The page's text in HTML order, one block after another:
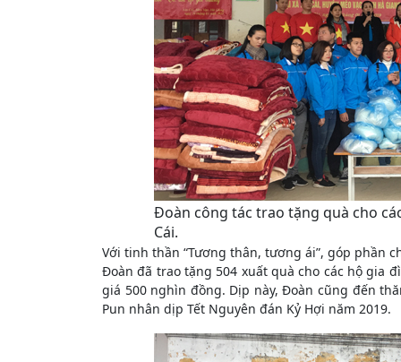
Đoàn công tác trao tặng quà cho
Cái.
Với tinh thần “Tương thân, tương ái”, góp phần
Đoàn đã trao tặng 504 xuất quà cho các hộ gia
giá 500 nghìn đồng. Dịp này, Đoàn cũng đến
Pun nhân dịp Tết Nguyên đán Kỷ Hợi năm 2019.